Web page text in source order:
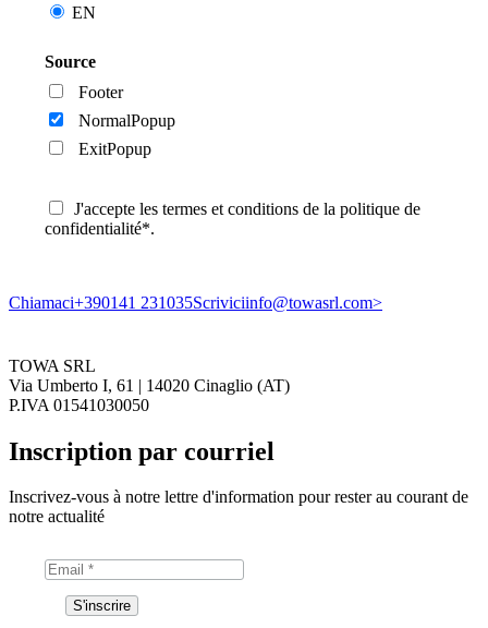
EN
Source
Footer
NormalPopup
ExitPopup
J'accepte les termes et conditions de la politique de
confidentialité*.
Chiamaci+390141 231035Scriviciinfo@towasrl.com>
TOWA SRL
Via Umberto I, 61 | 14020 Cinaglio (AT)
P.IVA 01541030050
Inscription par courriel
Inscrivez-vous à notre lettre d'information pour rester au courant de
notre actualité